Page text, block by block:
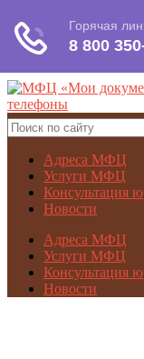
Адреса МФЦ
Услуги МФЦ
Консультация
Новости
Адреса МФЦ
Услуги МФЦ
Консультация
Новости